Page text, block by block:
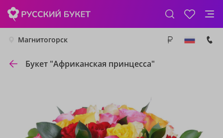
Магнитогорск
Букет "Африканская принцесса"